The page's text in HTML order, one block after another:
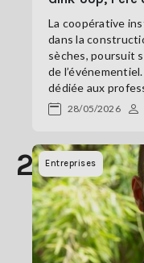
La coopérative
dans la
sèches, poursuit
de
dédiée aux
28/05/2026
21 Entreprises